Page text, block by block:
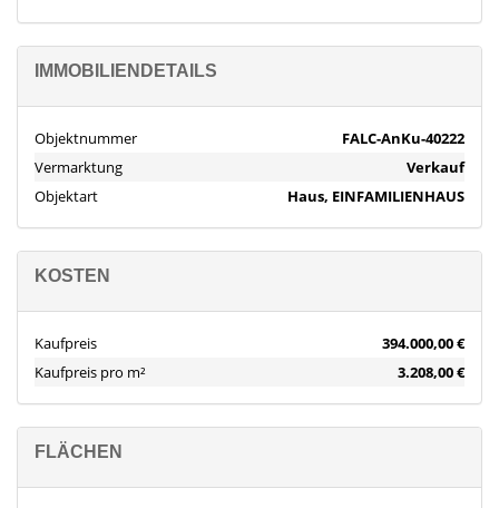
IMMOBILIENDETAILS
Objektnummer
FALC-AnKu-40222
Vermarktung
Verkauf
Objektart
Haus, EINFAMILIENHAUS
KOSTEN
Kaufpreis
394.000,00 €
Kaufpreis pro m²
3.208,00 €
FLÄCHEN